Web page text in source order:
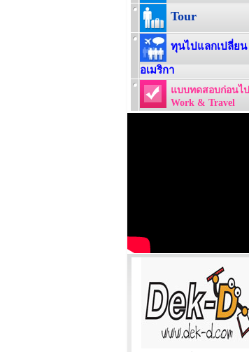
Tour
ทุนไปแลกเปลี่ยน
อเมริกา
แบบทดสอบก่อนไป
Work & Travel